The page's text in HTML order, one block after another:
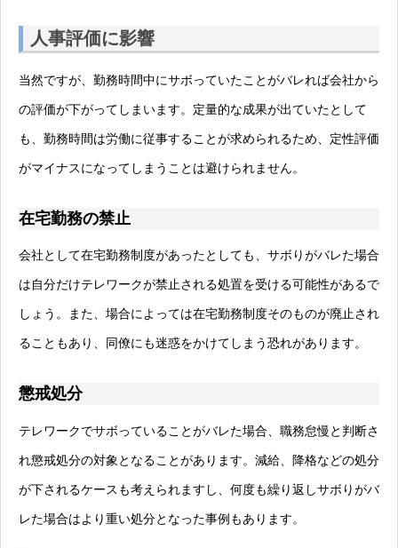
人事評価に影響
当然ですが、勤務時間中にサボっていたことがバレれば会社から
の評価が下がってしまいます。定量的な成果が出ていたとして
も、勤務時間は労働に従事することが求められるため、定性評価
がマイナスになってしまうことは避けられません。
在宅勤務の禁止
会社として在宅勤務制度があったとしても、サボりがバレた場合
は自分だけテレワークが禁止される処置を受ける可能性があるで
しょう。また、場合によっては在宅勤務制度そのものが廃止され
ることもあり、同僚にも迷惑をかけてしまう恐れがあります。
懲戒処分
テレワークでサボっていることがバレた場合、職務怠慢と判断さ
れ懲戒処分の対象となることがあります。減給、降格などの処分
が下されるケースも考えられますし、何度も繰り返しサボりがバ
レた場合はより重い処分となった事例もあります。